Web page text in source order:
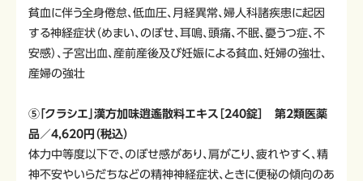
貧血に伴う全身倦怠、低血圧、月経異常、婦人科諸疾患に起因
する神経症状（めまい、のぼせ、耳鳴、頭痛、不眠、憂うつ症、不
安感）、子宮出血、産前産後及び妊娠による貧血、妊婦の強壮、
産婦の強壮
⑤「クラシエ」漢方加味逍遙散料エキス［240錠］ 第2類医薬
品／4,620円（税込）
体力中等度以下で、のぼせ感があり、肩がこり、疲れやすく、精
神不安やいらだちなどの精神神経症状、ときに便秘の傾向のあ